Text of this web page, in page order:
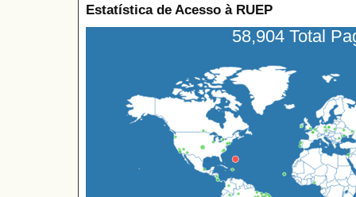
Estatística de Acesso à RUEP
58,904 Total